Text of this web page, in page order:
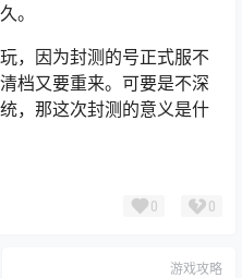
。
，因为封测的号正式服不
档又要重来。可要是不深
，那这次封测的意义是什
0 0
游戏攻略